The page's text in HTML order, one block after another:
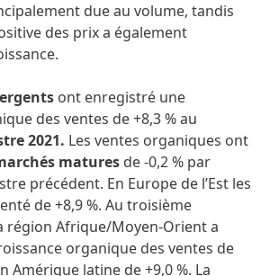
due au volume, tandis
des prix a également
ont enregistré une
des ventes de +8,3 % au
2021. Les ventes organiques ont
matures de -0,2 % par
précédent. En Europe de l’Est les
de +8,9 %. Au troisième
région Afrique/Moyen-Orient a
organique des ventes de
Amérique latine de +9,0 %. La